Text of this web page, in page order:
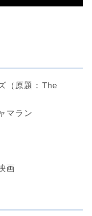
（原題：The
マラン
画